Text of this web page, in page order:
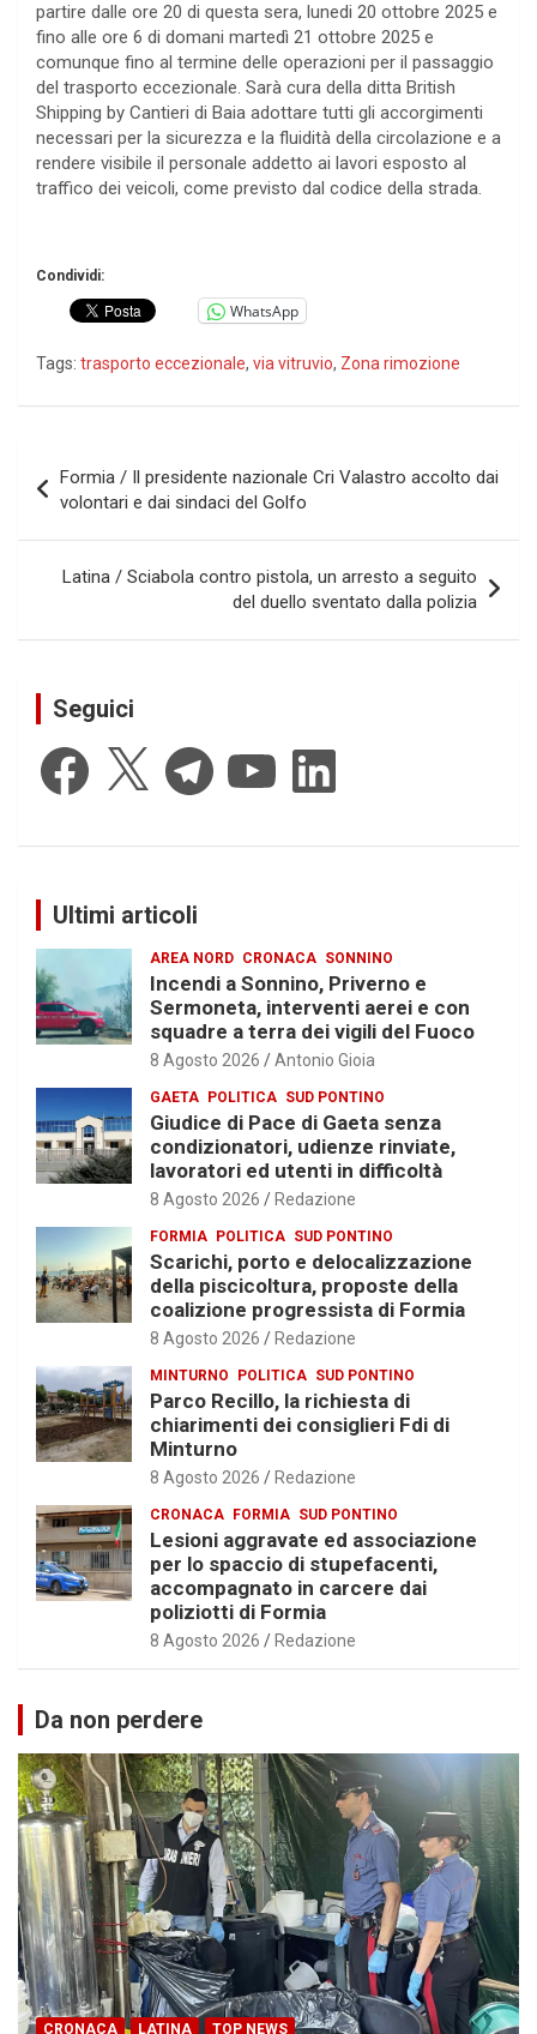
partire dalle ore 20 di questa sera, lunedi 20 ottobre 2025 e
fino alle ore 6 di domani martedì 21 ottobre 2025 e
comunque fino al termine delle operazioni per il passaggio
del trasporto eccezionale. Sarà cura della ditta British
Shipping by Cantieri di Baia adottare tutti gli accorgimenti
necessari per la sicurezza e la fluidità della circolazione e a
rendere visibile il personale addetto ai lavori esposto al
traffico dei veicoli, come previsto dal codice della strada.
Condividi:
WhatsApp
Tags: trasporto eccezionale, via vitruvio, Zona rimozione
articoli
Formia / Il presidente nazionale Cri Valastro accolto dai
volontari e dai sindaci del Golfo
Latina / Sciabola contro pistola, un arresto a seguito
del duello sventato dalla polizia
Seguici
Facebook Telegram YouTube LinkedIn
Ultimi articoli
AREA NORD CRONACA SONNINO
Incendi a Sonnino, Priverno e
Sermoneta, interventi aerei e con
squadre a terra dei vigili del Fuoco
8 Agosto 2026 Antonio Gioia
GAETA POLITICA SUD PONTINO
Giudice di Pace di Gaeta senza
condizionatori, udienze rinviate,
lavoratori ed utenti in difficoltà
8 Agosto 2026 Redazione
FORMIA POLITICA SUD PONTINO
Scarichi, porto e delocalizzazione
della piscicoltura, proposte della
coalizione progressista di Formia
8 Agosto 2026 Redazione
MINTURNO POLITICA SUD PONTINO
Parco Recillo, la richiesta di
chiarimenti dei consiglieri Fdi di
Minturno
8 Agosto 2026 Redazione
CRONACA FORMIA SUD PONTINO
Lesioni aggravate ed associazione
per lo spaccio di stupefacenti,
accompagnato in carcere dai
poliziotti di Formia
8 Agosto 2026 Redazione
Da non perdere
CRONACA LATINA TOP NEWS